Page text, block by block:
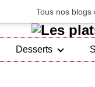
Tous nos blogs
Desserts